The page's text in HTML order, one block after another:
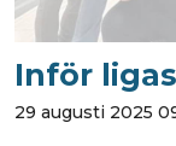
Inför
29 augusti 2025